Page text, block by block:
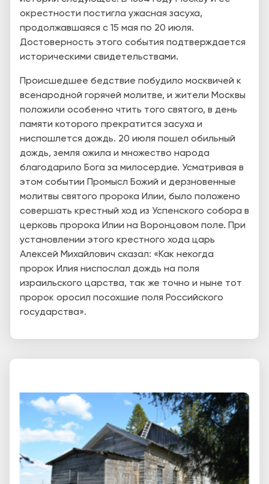
окрестности постигла ужасная засуха,
продолжавшаяся с 15 мая по 20 июля.
Достоверность этого события подтверждается
историческими свидетельствами.
Происшедшее бедствие побудило москвичей к
всенародной горячей молитве, и жители Москвы
положили особенно чтить того святого, в день
памяти которого прекратится засуха и
ниспошлется дождь. 20 июля пошел обильный
дождь, земля ожила и множество народа
благодарило Бога за милосердие. Усматривая в
этом событии Промысл Божий и дерзновенные
молитвы святого пророка Илии, было положено
совершать крестный ход из Успенского собора в
церковь пророка Илии на Воронцовом поле. При
установлении этого крестного хода царь
Алексей Михайлович сказал: «Как некогда
пророк Илия ниспослал дождь на поля
израильского царства, так же точно и ныне тот
пророк оросил посохшие поля Российского
государства».